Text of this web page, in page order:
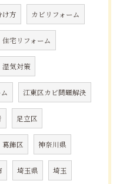
け方 カビリフォーム
住宅リフォーム
湿気対策
江東区カビ問題解決
足立区
葛飾区 神奈川県
埼玉県 埼玉